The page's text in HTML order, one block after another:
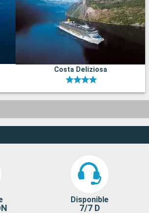
Costa Deliziosa
Disponible
7/7 D